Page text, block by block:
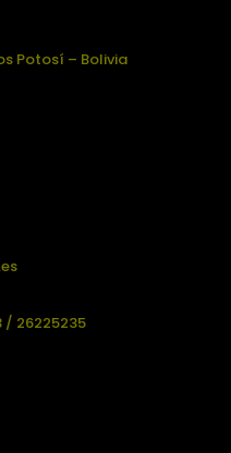
Potosí – Bolivia
/ 26225235